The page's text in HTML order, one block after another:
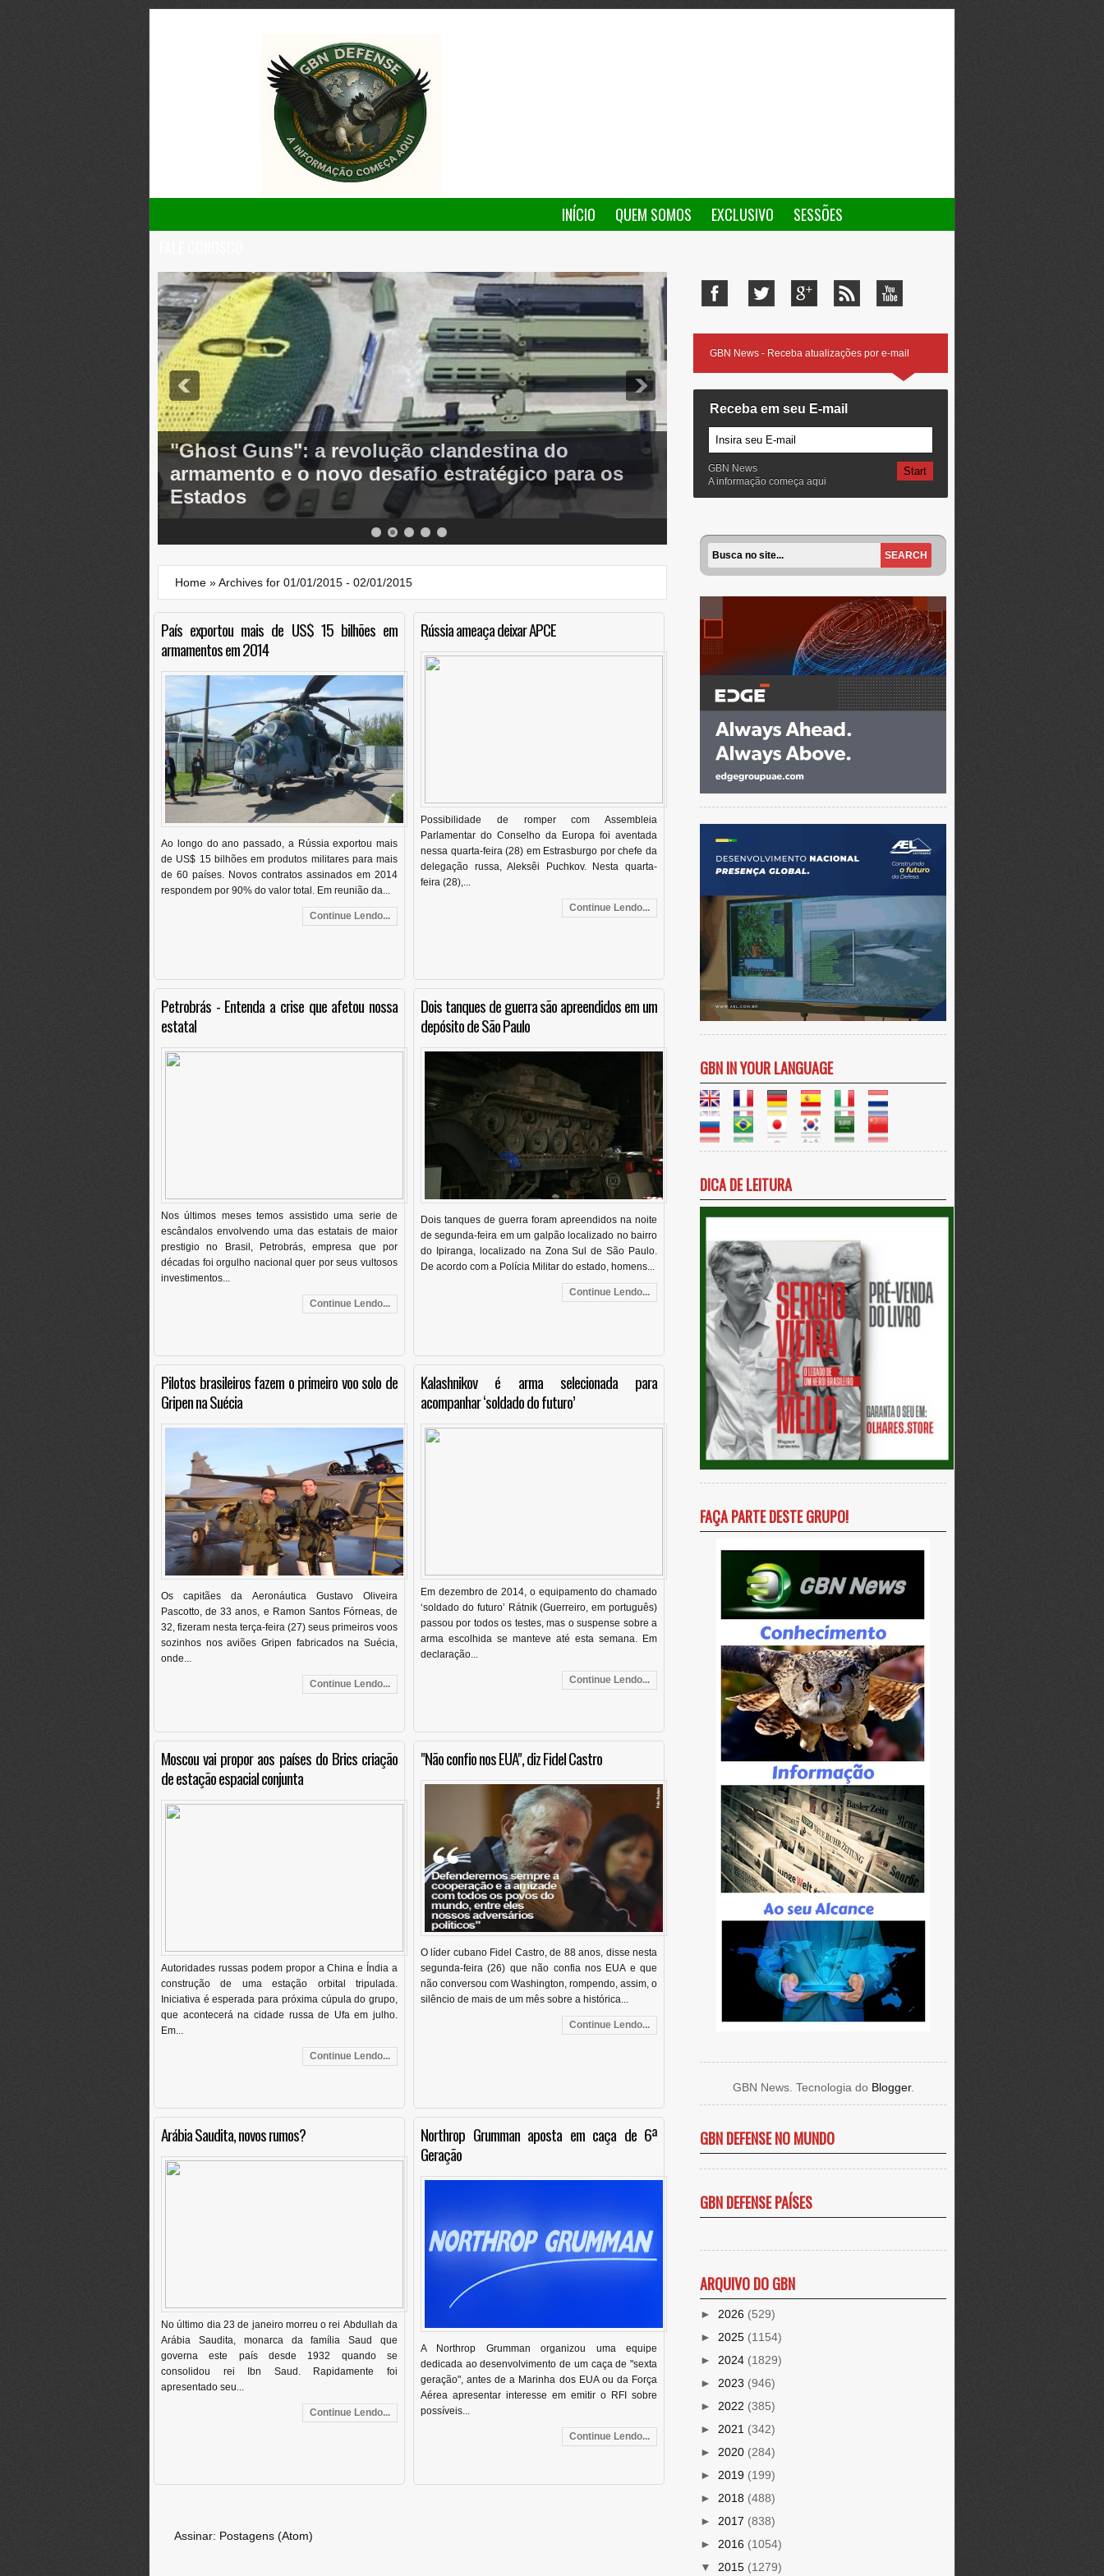
INÍCIO QUEM SOMOS EXCLUSIVO
SESSÕES
"Ghost Guns": a revolução clandestina do
armamento e o novo desafio estratégico para os
Estados
Home »Archives for 01/01/2015 - 02/01/2015
País exportou mais de US$ 15 bilhões em
armamentos em 2014
Ao longo do ano passado, a Rússia exportou mais
de US$ 15 bilhões em produtos militares para mais
de 60 países. Novos contratos assinados em 2014
respondem por 90% do valor total. Em reunião da...
Continue Lendo...
Rússia ameaça deixar APCE
Possibilidade de romper com Assembleia
Parlamentar do Conselho da Europa foi aventada
nessa quarta-feira (28) em Estrasburgo por chefe da
delegação russa, Aleksêi Puchkov. Nesta quarta-
feira (28),...
Continue Lendo...
Petrobrás - Entenda a crise que afetou nossa
estatal
Nos últimos meses temos assistido uma serie de
escândalos envolvendo uma das estatais de maior
prestigio no Brasil, Petrobrás, empresa que por
décadas foi orgulho nacional quer por seus vultosos
investimentos...
Continue Lendo...
Dois tanques de guerra são apreendidos em um
depósito de São Paulo
Dois tanques de guerra foram apreendidos na noite
de segunda-feira em um galpão localizado no bairro
do Ipiranga, localizado na Zona Sul de São Paulo.
De acordo com a Polícia Militar do estado, homens...
Continue Lendo...
Pilotos brasileiros fazem o primeiro voo solo de
Gripen na Suécia
Os capitães da Aeronáutica Gustavo Oliveira
Pascotto, de 33 anos, e Ramon Santos Fórneas, de
32, fizeram nesta terça-feira (27) seus primeiros voos
sozinhos nos aviões Gripen fabricados na Suécia,
onde...
Continue Lendo...
Kalashnikov é arma selecionada para
acompanhar ‘soldado do futuro’
Em dezembro de 2014, o equipamento do chamado
‘soldado do futuro’ Rátnik (Guerreiro, em português)
passou por todos os testes, mas o suspense sobre a
arma escolhida se manteve até esta semana. Em
declaração...
Continue Lendo...
Moscou vai propor aos países do Brics criação
de estação espacial conjunta
Autoridades russas podem propor a China e Índia a
construção de uma estação orbital tripulada.
Iniciativa é esperada para próxima cúpula do grupo,
que acontecerá na cidade russa de Ufa em julho.
Em...
Continue Lendo...
"Não confio nos EUA", diz Fidel Castro
O líder cubano Fidel Castro, de 88 anos, disse nesta
segunda-feira (26) que não confia nos EUA e que
não conversou com Washington, rompendo, assim, o
silêncio de mais de um mês sobre a histórica...
Continue Lendo...
Arábia Saudita, novos rumos?
No último dia 23 de janeiro morreu o rei Abdullah da
Arábia Saudita, monarca da família Saud que
governa este país desde 1932 quando se
consolidou rei Ibn Saud. Rapidamente foi
apresentado seu...
Continue Lendo...
Northrop Grumman aposta em caça de 6ª
Geração
A Northrop Grumman organizou uma equipe
dedicada ao desenvolvimento de um caça de "sexta
geração", antes de a Marinha dos EUA ou da Força
Aérea apresentar interesse em emitir o RFI sobre
possíveis...
Continue Lendo...
Assinar: Postagens (Atom)
GBN News - Receba atualizações por e-mail
Receba em seu E-mail
GBN News
A informação começa aqui
GBN IN YOUR LANGUAGE
DICA DE LEITURA
FAÇA PARTE DESTE GRUPO!
GBN News. Tecnologia do Blogger.
GBN DEFENSE NO MUNDO
GBN DEFENSE PAÍSES
ARQUIVO DO GBN
► 2026 (529)
► 2025 (1154)
► 2024 (1829)
► 2023 (946)
► 2022 (385)
► 2021 (342)
► 2020 (284)
► 2019 (199)
► 2018 (488)
► 2017 (838)
► 2016 (1054)
▼ 2015 (1279)